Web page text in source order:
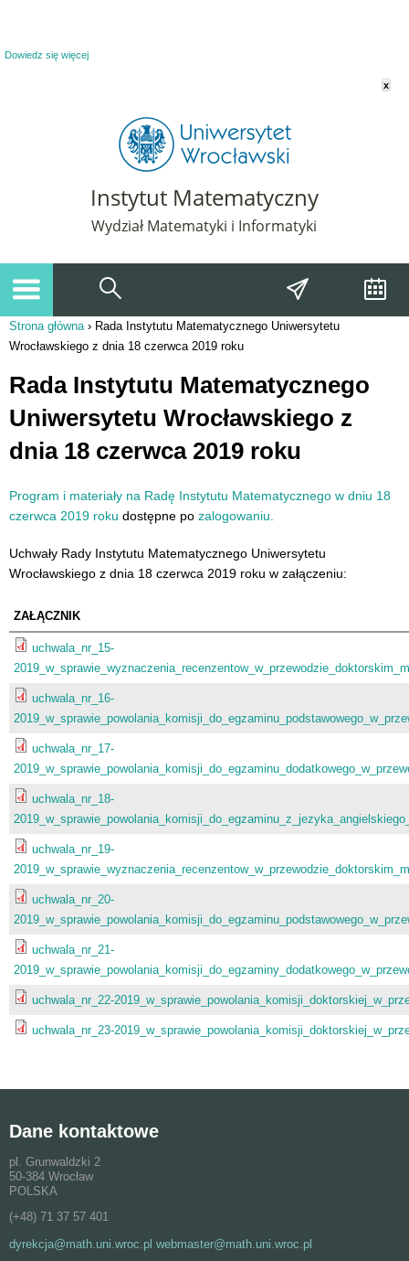
Dowiedz się więcej
x
Instytut Matematyczny
Wydział Matematyki i Informatyki
Jesteś tutaj
Strona główna› Rada Instytutu Matematycznego Uniwersytetu
Wrocławskiego z dnia 18 czerwca 2019 roku
Rada Instytutu Matematycznego
Uniwersytetu Wrocławskiego z
dnia 18 czerwca 2019 roku
Program i materiały na Radę Instytutu Matematycznego w dniu 18
czerwca 2019 roku dostępne po zalogowaniu.
Uchwały Rady Instytutu Matematycznego Uniwersytetu
Wrocławskiego z dnia 18 czerwca 2019 roku w załączeniu:
ZAŁĄCZNIK
uchwala_nr_15-
uchwala_nr_16-
uchwala_nr_17-
uchwala_nr_18-
uchwala_nr_19-
uchwala_nr_20-
uchwala_nr_21-
uchwala_nr_22-
uchwala_nr_23-
Dane kontaktowe
pl. Grunwaldzki 2
50-384 Wrocław
POLSKA
(+48) 71 37 57 401
dyrekcja@math.uni.wroc.pl webmaster@math.uni.wroc.pl